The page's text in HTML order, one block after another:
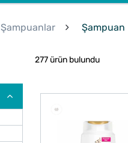
Şampuanlar Şampuan
277 ürün bulundu